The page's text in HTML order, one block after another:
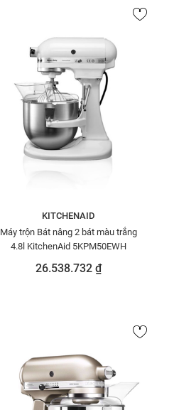
KITCHENAID
Máy trộn Bát nâng 2 bát màu trắng
4.8l KitchenAid 5KPM50EWH
26.538.732 ₫